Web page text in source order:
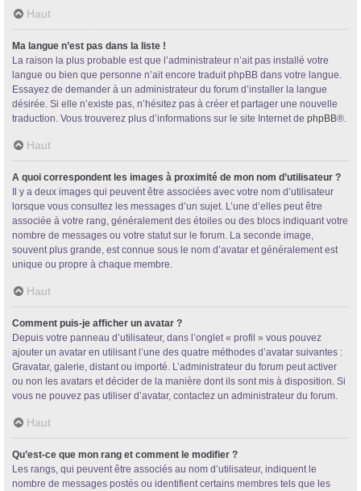
Haut
Ma langue n’est pas dans la liste !
La raison la plus probable est que l’administrateur n’ait pas installé votre
langue ou bien que personne n’ait encore traduit phpBB dans votre langue.
Essayez de demander à un administrateur du forum d’installer la langue
désirée. Si elle n’existe pas, n’hésitez pas à créer et partager une nouvelle
traduction. Vous trouverez plus d’informations sur le site Internet de phpBB®.
Haut
A quoi correspondent les images à proximité de mon nom d’utilisateur ?
Il y a deux images qui peuvent être associées avec votre nom d’utilisateur
lorsque vous consultez les messages d’un sujet. L’une d’elles peut être
associée à votre rang, généralement des étoiles ou des blocs indiquant votre
nombre de messages ou votre statut sur le forum. La seconde image,
souvent plus grande, est connue sous le nom d’avatar et généralement est
unique ou propre à chaque membre.
Haut
Comment puis-je afficher un avatar ?
Depuis votre panneau d’utilisateur, dans l’onglet « profil » vous pouvez
ajouter un avatar en utilisant l’une des quatre méthodes d’avatar suivantes :
Gravatar, galerie, distant ou importé. L’administrateur du forum peut activer
ou non les avatars et décider de la manière dont ils sont mis à disposition. Si
vous ne pouvez pas utiliser d’avatar, contactez un administrateur du forum.
Haut
Qu’est-ce que mon rang et comment le modifier ?
Les rangs, qui peuvent être associés au nom d’utilisateur, indiquent le
nombre de messages postés ou identifient certains membres tels que les